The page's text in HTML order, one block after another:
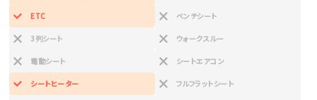
ETC ベンチシート
3列シート ウォークスルー
電動シート シートエアコン
シートヒーター フルフラットシート